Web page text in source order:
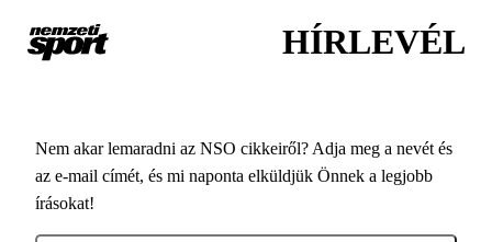
HÍRLEVÉL
Nem akar lemaradni az NSO cikkeiről? Adja meg a nevét és
az e-mail címét, és mi naponta elküldjük Önnek a legjobb
írásokat!